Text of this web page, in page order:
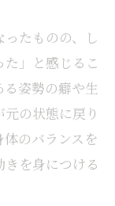
復を目指
ポイント
慣へ
極めポイン
や評判の活
たものの、し
」と感じるこ
姿勢の癖や生
の状態に戻り
のバランスを
を身につける